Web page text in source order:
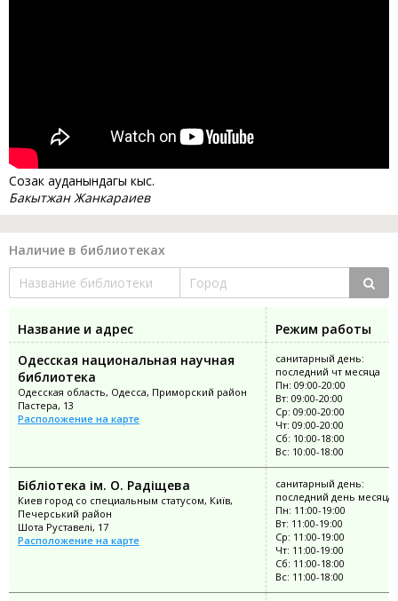
Созак ауданындагы кыс.
Бакытжан Жанкараиев
Наличие в библиотеках
Название и адрес
Режим работы
Одесская национальная научная
библиотека
Одесская область, Одесса, Приморский район
Пастера, 13
Расположение на карте
санитарный день:
последний чт месяца
Пн: 09:00-20:00
Вт: 09:00-20:00
Ср: 09:00-20:00
Чт: 09:00-20:00
Сб: 10:00-18:00
Вс: 10:00-18:00
Бібліотека ім. О. Радіщева
Киев город со специальным статусом, Київ,
Печерський район
Шота Руставелі, 17
Расположение на карте
санитарный день:
последний день месяца
Пн: 11:00-19:00
Вт: 11:00-19:00
Ср: 11:00-19:00
Чт: 11:00-19:00
Сб: 11:00-18:00
Вс: 11:00-18:00